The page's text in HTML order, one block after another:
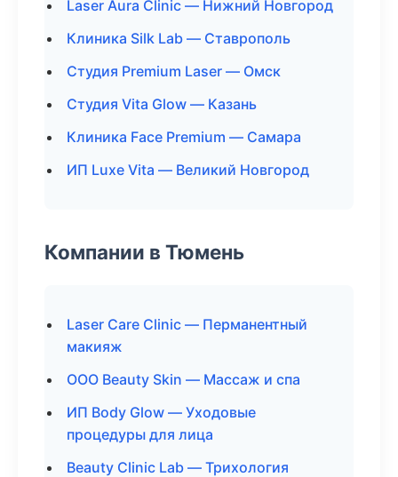
Laser Aura Clinic — Нижний Новгород
Клиника Silk Lab — Ставрополь
Студия Premium Laser — Омск
Студия Vita Glow — Казань
Клиника Face Premium — Самара
ИП Luxe Vita — Великий Новгород
Компании в Тюмень
Laser Care Clinic — Перманентный
макияж
ООО Beauty Skin — Массаж и спа
ИП Body Glow — Уходовые
процедуры для лица
Beauty Clinic Lab — Трихология